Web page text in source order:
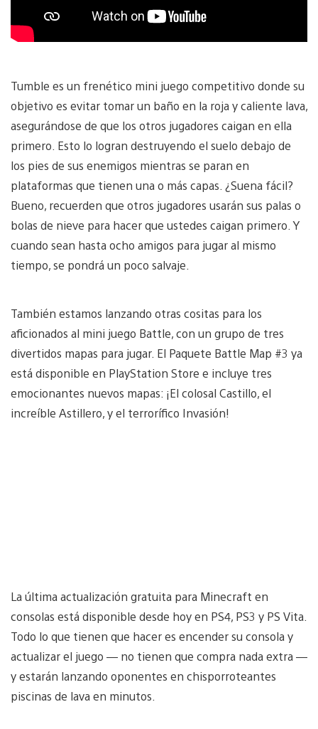
Tumble es un frenético mini juego competitivo donde su
objetivo es evitar tomar un baño en la roja y caliente lava,
asegurándose de que los otros jugadores caigan en ella
primero. Esto lo logran destruyendo el suelo debajo de
los pies de sus enemigos mientras se paran en
plataformas que tienen una o más capas. ¿Suena fácil?
Bueno, recuerden que otros jugadores usarán sus palas o
bolas de nieve para hacer que ustedes caigan primero. Y
cuando sean hasta ocho amigos para jugar al mismo
tiempo, se pondrá un poco salvaje.
También estamos lanzando otras cositas para los
aficionados al mini juego Battle, con un grupo de tres
divertidos mapas para jugar. El Paquete Battle Map #3 ya
está disponible en PlayStation Store e incluye tres
emocionantes nuevos mapas: ¡El colosal Castillo, el
increíble Astillero, y el terrorífico Invasión!
La última actualización gratuita para Minecraft en
consolas está disponible desde hoy en PS4, PS3 y PS Vita.
Todo lo que tienen que hacer es encender su consola y
actualizar el juego — no tienen que compra nada extra —
y estarán lanzando oponentes en chisporroteantes
piscinas de lava en minutos.